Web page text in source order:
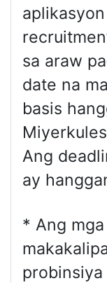
sa araw
date na
basis
Ang
ay
* Ang